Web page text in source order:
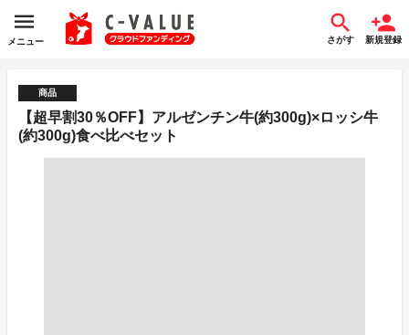
メニュー さがす 新規登録
商品
【超早割30％OFF】アルゼンチン牛(約300g)×ロッシ牛
(約300g)食べ比べセット